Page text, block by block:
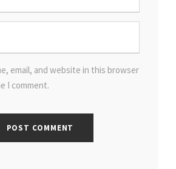
email, and website in this browser
I comment.